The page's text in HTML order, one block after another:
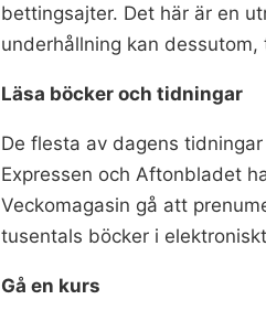
bettingsajter. Det här är en
underhållning kan
Läsa böcker och tidningar
De flesta av dagens
Expressen och Aftonbladet
Veckomagasin gå att
tusentals böcker i
Gå en kurs